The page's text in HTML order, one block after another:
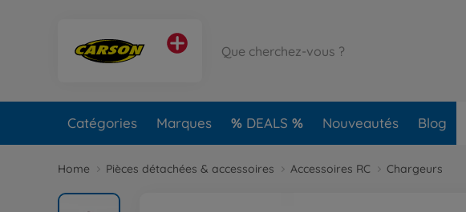
Catégories Marques DEALS Nouveautés Blog
Home Pièces détachées & accessoires Accessoires RC Chargeurs